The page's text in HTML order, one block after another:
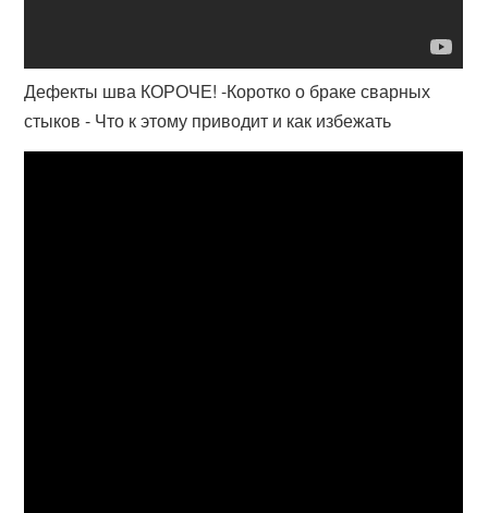
Дефекты шва КОРОЧЕ! -Коротко о браке сварных
стыков - Что к этому приводит и как избежать